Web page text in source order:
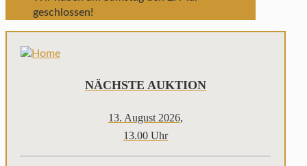
geschlossen!
NÄCHSTE AUKTION
13. August 2026,
13.00 Uhr